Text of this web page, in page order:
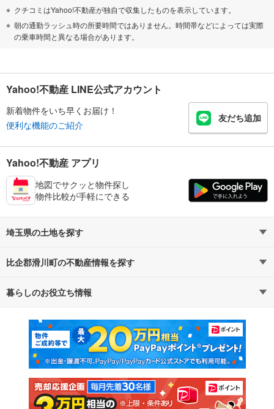
クチコミはYahoo!不動産が独自で収集したものを表示しています。
朝の通勤ラッシュ時の所要時間ではありません。時間帯などによっては実際
の乗車時間と異なる場合があります。
Yahoo!不動産 LINE公式アカウント
新着物件をいち早くお届け！
便利な機能のご紹介
友だち追加
Yahoo!不動産 アプリ
地図でサクッと物件探し
物件比較が手軽にできる
埼玉県の土地を探す
路線・駅から探す
通勤・通学時間から探す
比企郡滑川町の不動産情報を探す
不動産・住宅
新築マンション 中古マンション
新築一戸建て 中古一戸建て
注文住宅 土地
暮らしのお役立ち情報
マンションカタログ 教えて！住まいの先生